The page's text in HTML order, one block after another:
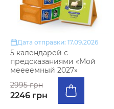
Дата отправки: 17.09.2026
5 календарей с
предсказаниями «Мой
меееемный 2027»
2995 грн
2246 грн